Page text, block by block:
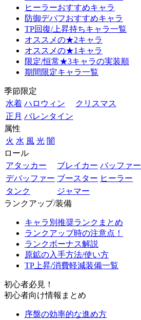
ヒーラーおすすめキャラ
防御デバフおすすめキャラ
TP回復/上昇持ちキャラ一覧
オススメの★2キャラ
オススメの★1キャラ
限定/恒常★3キャラの実装順
期間限定キャラ一覧
季節限定
水着 ハロウィン
クリスマス
正月 バレンタイン
属性
火 水 風 光 闇
ロール
アタッカー
ブレイカー バッファー
デバッファー ブースター ヒーラー
タンク
ジャマー
ランクアップ/装備
キャラ別推奨ランクまとめ
ランクアップ時の注意点！
ランクボーナス解説
原鉱の入手方法/使い方
TP上昇/消費軽減装備一覧
初心者必見！
初心者向け情報まとめ
序盤の効率的な進め方